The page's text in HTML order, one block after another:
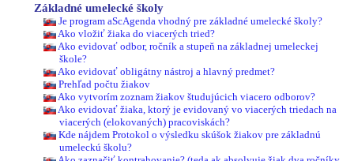
Základné umelecké školy
Je program aScAgenda vhodný pre základné umelecké školy?
Ako vložiť žiaka do viacerých tried?
Ako evidovať odbor, ročník a stupeň na základnej umeleckej
škole?
Ako evidovať obligátny nástroj a hlavný predmet?
Prehľad počtu žiakov
Ako vytvorím zoznam žiakov študujúcich viacero odborov?
Ako evidovať žiaka, ktorý je evidovaný vo viacerých triedach na
viacerých (elokovaných) pracoviskách?
Kde nájdem Protokol o výsledku skúšok žiakov pre základnú
umeleckú školu?